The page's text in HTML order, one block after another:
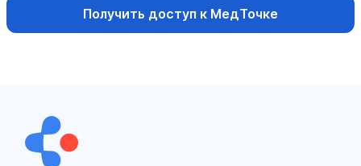
Получить доступ к МедТочке